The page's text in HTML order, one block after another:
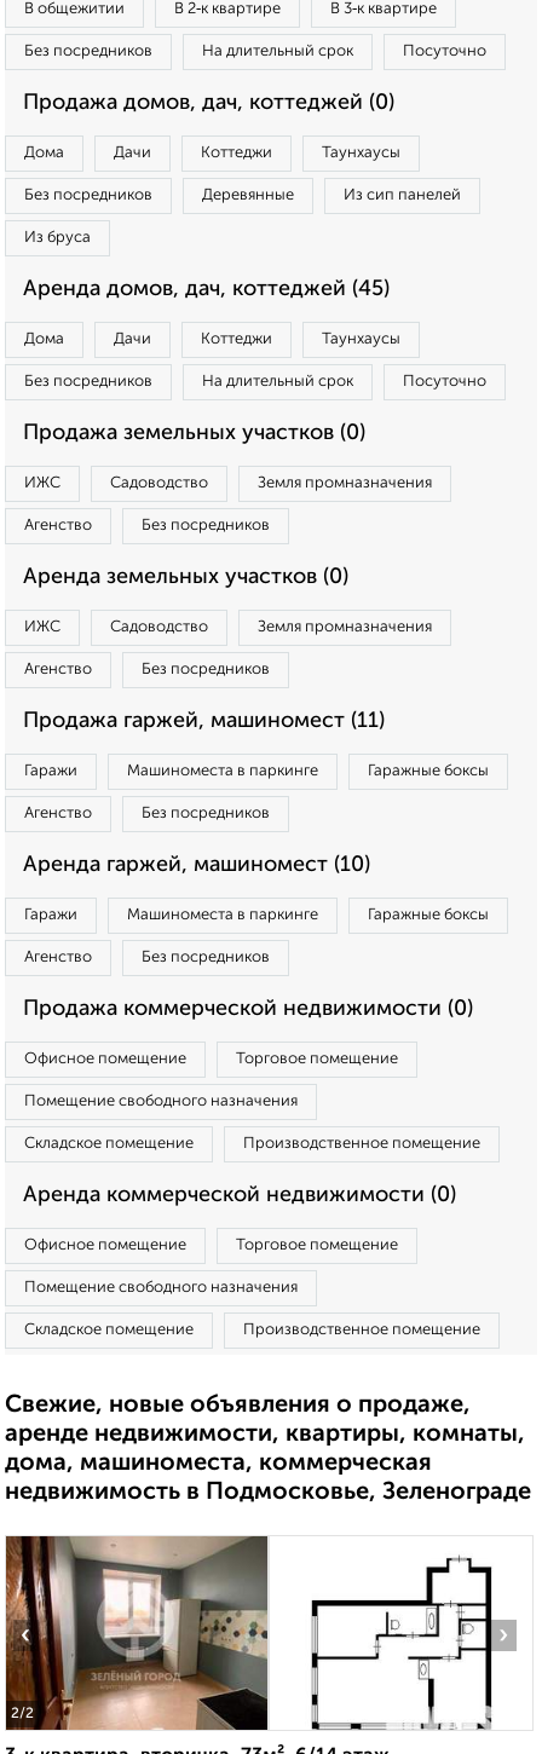
В общежитии В 2‑к квартире В 3‑к квартире
Без посредников На длительный срок Посуточно
Продажа домов, дач, коттеджей (0)
Дома Дачи Коттеджи Таунхаусы
Без посредников Деревянные Из сип панелей
Из бруса
Аренда домов, дач, коттеджей (45)
Дома Дачи Коттеджи Таунхаусы
Без посредников На длительный срок Посуточно
Продажа земельных участков (0)
ИЖС Садоводство Земля промназначения
Агенство Без посредников
Аренда земельных участков (0)
ИЖС Садоводство Земля промназначения
Агенство Без посредников
Продажа гаржей, машиномест (11)
Гаражи Машиноместа в паркинге Гаражные боксы
Агенство Без посредников
Аренда гаржей, машиномест (10)
Гаражи Машиноместа в паркинге Гаражные боксы
Агенство Без посредников
Продажа коммерческой недвижимости (0)
Офисное помещение Торговое помещение
Помещение свободного назначения
Складское помещение Производственное помещение
Аренда коммерческой недвижимости (0)
Офисное помещение Торговое помещение
Помещение свободного назначения
Складское помещение Производственное помещение
Свежие, новые объявления о продаже,
аренде недвижимости, квартиры, комнаты,
дома, машиноместа, коммерческая
недвижимость в Подмосковье, Зеленограде
2/2
‹ ›